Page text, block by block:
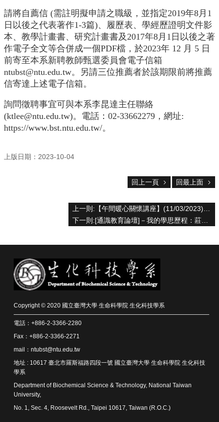
區
大
學
部
碩
博
班
友
動
捐
款
專
頁
臺
大
首
頁
生
請將自薦信 (需註明擬申請之職級，並指定2019年8月1
日以後之代表著作1-3篇)、履歷表、學經歷證明文件影
本、教學計畫書、研究計畫書及2017年8月1日以後之著
作電子全文等合併成一個PDF檔，於2023年 12 月 5 日
前寄至本系新聘教師甄選委員會電子信箱
ntubst@ntu.edu.tw。另請三位推薦者於該期限前將推薦
信寄達上述電子信箱。
詢問徵聘事宜可與本系李昆達主任聯絡
(ktlee@ntu.edu.tw)。電話：02-33662279，網址:
https://www.bst.ntu.edu.tw/。
上版日期：2023-10-04
回上一頁 回最上面
上一則:【午間暖心關懷講座】(11/03/2023) 林俊毅博士 -「生技的藥廠品保之路」
下一則:[通識教育論壇]－我的學思歷程：莊榮輝名譽教授「綺麗與夢幻」The Learning Journey of Rong-Huay Juang
Copyright © 2020 國立臺灣大學 生命科學院 生化科技學系
電話：+886-2-3366-2280
Fax：+886-2-3366-2271
mail：ntubst@ntu.edu.tw
地址 : 10617 臺北市羅斯福路四段一號 國立臺灣大學 生命科學院 生化科技
學系
Department of Biochemical Science & Technology, National Taiwan
University,
No. 1, Sec. 4, Roosevelt Rd., Taipei 10617, Taiwan (R.O.C.)